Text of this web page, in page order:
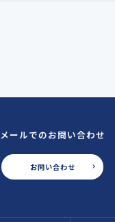
メールでのお問い合わせ
お問い合わせ